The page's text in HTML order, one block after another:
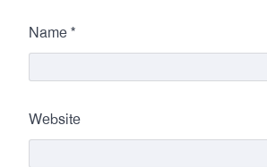
Name *
Website